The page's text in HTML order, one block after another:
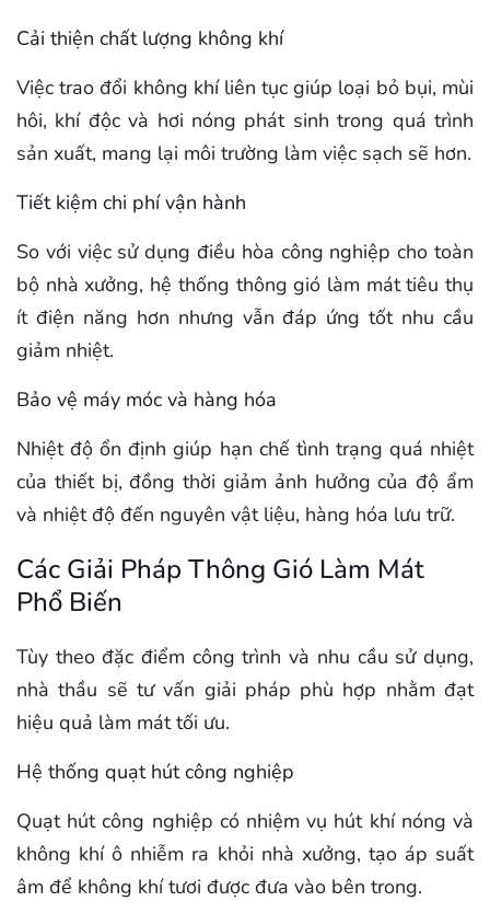
Cải thiện chất lượng không khí
Việc trao đổi không khí liên tục giúp loại bỏ bụi, mùi
hôi, khí độc và hơi nóng phát sinh trong quá trình
sản xuất, mang lại môi trường làm việc sạch sẽ hơn.
Tiết kiệm chi phí vận hành
So với việc sử dụng điều hòa công nghiệp cho toàn
bộ nhà xưởng, hệ thống thông gió làm mát tiêu thụ
ít điện năng hơn nhưng vẫn đáp ứng tốt nhu cầu
giảm nhiệt.
Bảo vệ máy móc và hàng hóa
Nhiệt độ ổn định giúp hạn chế tình trạng quá nhiệt
của thiết bị, đồng thời giảm ảnh hưởng của độ ẩm
và nhiệt độ đến nguyên vật liệu, hàng hóa lưu trữ.
Các Giải Pháp Thông Gió Làm Mát
Phổ Biến
Tùy theo đặc điểm công trình và nhu cầu sử dụng,
nhà thầu sẽ tư vấn giải pháp phù hợp nhằm đạt
hiệu quả làm mát tối ưu.
Hệ thống quạt hút công nghiệp
Quạt hút công nghiệp có nhiệm vụ hút khí nóng và
không khí ô nhiễm ra khỏi nhà xưởng, tạo áp suất
âm để không khí tươi được đưa vào bên trong.